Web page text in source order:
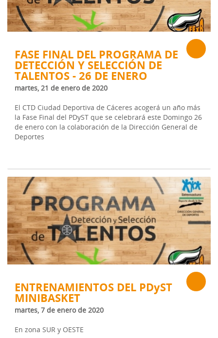
FASE FINAL DEL PROGRAMA DE
DETECCIÓN Y SELECCIÓN DE
TALENTOS - 26 DE ENERO
martes, 21 de enero de 2020
El CTD Ciudad Deportiva de Cáceres acogerá un año más
la Fase Final del PDyST que se celebrará este Domingo 26
de enero con la colaboración de la Dirección General de
Deportes
ENTRENAMIENTOS DEL PDyST
MINIBASKET
martes, 7 de enero de 2020
En zona SUR y OESTE